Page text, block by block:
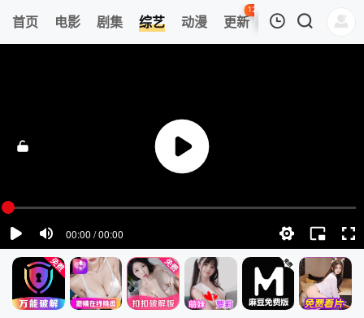
首页 电影 剧集 综艺 动漫 更新
123
热榜 APP
清空